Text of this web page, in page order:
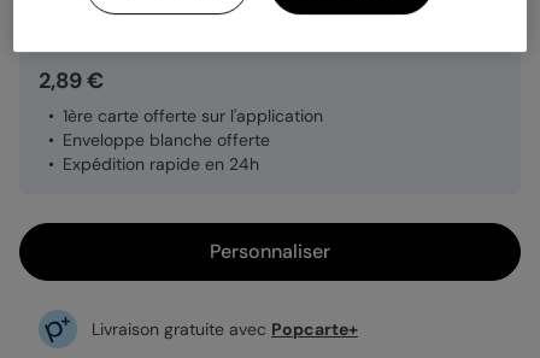
2,89 €
1ère carte offerte sur l'application
Enveloppe blanche offerte
Expédition rapide en 24h
Personnaliser
Livraison gratuite avec Popcarte+